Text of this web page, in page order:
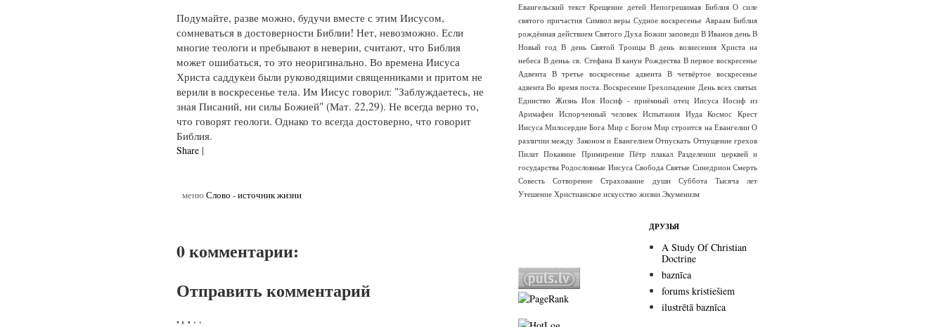
Подумайте, разве можно, будучи вместе с этим Иисусом,
сомневаться в достоверности Библии! Нет, невозможно. Если
многие теологи и пребывают в неверии, считают, что Библия
может ошибаться, то это неоригинально. Во времена Иисуса
Христа саддукеи были руководящими священниками и притом не
верили в воскресенье тела. Им Иисус говорил: "Заблуждаетесь, не
зная Писаний, ни силы Божией" (Мат. 22,29). Не всегда верно то,
что говорят геологи. Однако то всегда достоверно, что говорит
Библия.
Share |
меню Слово - источник жизни
0 комментарии:
Отправить комментарий
, , , , ,
Евангельский текст Крещение детей Непогрешимая Библия О силе
святого причастия Символ веры Судное воскресенье Авраам Библия
рождённая действием Святого Духа Божии заповеди В Иванов день В
Новый год В день Святой Троицы В день вознесения Христа на
небеса В деньь св. Стефана В канун Рождества В первое воскресенье
Адвента В третье воскресенье адвента В четвёртое воскресенье
адвента Во время поста. Воскресение Грехопадение День всех святых
Единство Жизнь Иов Иосиф - приёмный отец Иисуса Иосиф из
Аримафеи Испорченный человек Испытания Иуда Космос Крест
Иисуса Милосердие Бога Мир с Богом Мир строится на Евангелии О
различии между Законом и Евангелием Отпускать Отпущение грехов
Пилат Покаяние Примирение Пётр плакал Разделении церквей и
государства Родословные Иисуса Свобода Святые Синедрион Смерть
Совесть
Сотворение Страхование души Суббота
Тысяча лет
Утешение Христианское искусство жизни Экуменизм
ДРУЗЬЯ
A Study Of Christian
Doctrine
baznīca
forums kristiešiem
ilustrētā baznīca